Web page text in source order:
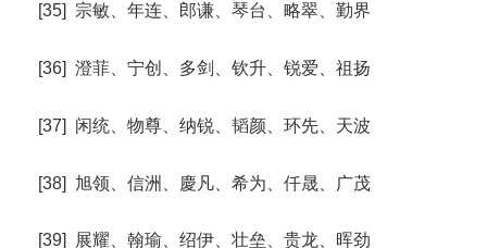
[35] 宗敏、年连、郎谦、琴台、略翠、勤界
[36] 澄菲、宁创、多剑、钦升、锐爱、祖扬
[37] 闲统、物尊、纳锐、韬颜、环先、天波
[38] 旭领、信洲、慶凡、希为、仟晟、广茂
[39] 展耀、翰瑜、绍伊、壮垒、贵龙、晖劲